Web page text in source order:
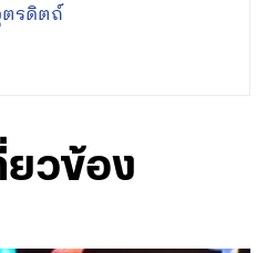
รดิตถ์
ยวข้อง